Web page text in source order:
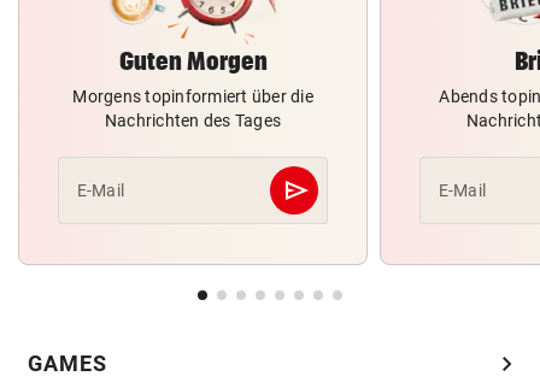
Guten Morgen
Morgens topinformiert über die
Nachrichten des Tages
E-Mail send
Abschicken
Abends
E-Mail
GAMES chevron_right